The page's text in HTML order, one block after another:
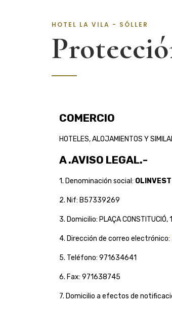
HOTEL LA VILA - SÓLLER
COMERCIO
HOTELES, ALOJAMIENTOS Y
A .AVISO LEGAL.-
1. Denominación social:
2. Nif: B57339269
3. Domicilio: PLAÇA CONSTITUCIÓ,
4. Dirección de correo electrónico:
5. Teléfono: 971634641
6. Fax: 971638745
7. Domicilio a efectos de